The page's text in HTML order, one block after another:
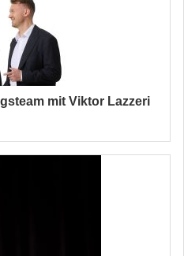
mit Viktor Lazzeri